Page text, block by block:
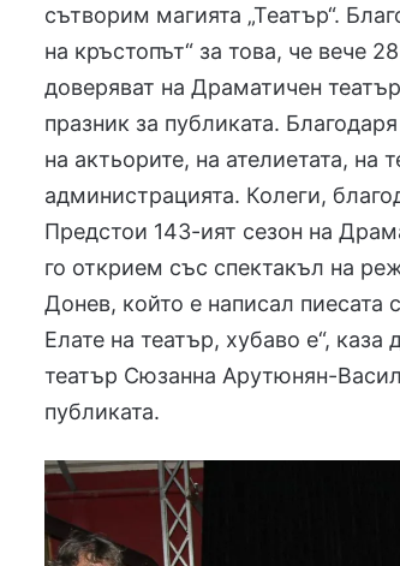
сътворим магията „Театър“.
на кръстопът“ за това, че вече
доверяват на Драматичен
празник за публиката.
на актьорите, на ателиетата, на
администрацията. Колеги,
Предстои 143-ият сезон на
го открием със спектакъл на
Донев, който е написал пиесата
Елате на театър, хубаво е“,
театър Сюзанна Арутюнян-
публиката.